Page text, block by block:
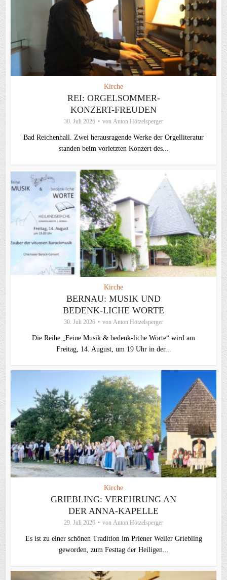
Kirche
REI: ORGELSOMMER-
KONZERT-FREUDEN
30. Juli 2026 von Anton Hötzelsperger
Bad Reichenhall. Zwei herausragende Werke der Orgelliteratur
standen beim vorletzten Konzert des...
Kirche
BERNAU: MUSIK UND
BEDENK-LICHE WORTE
30. Juli 2026 von Anton Hötzelsperger
Die Reihe „Feine Musik & bedenk-liche Worte“ wird am
Freitag, 14. August, um 19 Uhr in der...
Kirche
GRIEBLING: VEREHRUNG AN
DER ANNA-KAPELLE
29. Juli 2026 von Anton Hötzelsperger
Es ist zu einer schönen Tradition im Priener Weiler Griebling
geworden, zum Festtag der Heiligen...